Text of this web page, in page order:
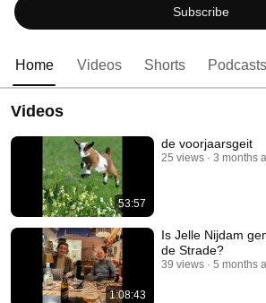
voor nog meer plezier van het fietsen. Wielercafés
schrijvers. Muzikale optredens in Gerrits
Subscribe
Home Videos Shorts Podcasts
Videos
53:57
de voorjaarsgeit
25 views 3 months
1:08:43
Is Jelle Nijdam
de Strade?
39 views 5 months